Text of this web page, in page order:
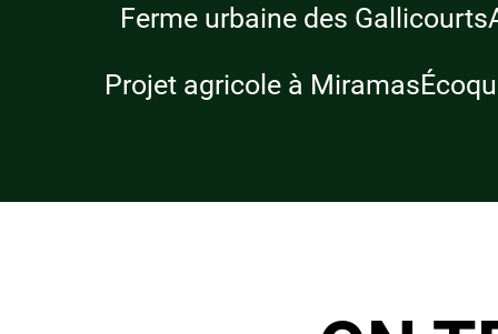
Ferme urbaine des Gallicourts
Projet agricole à Miramas